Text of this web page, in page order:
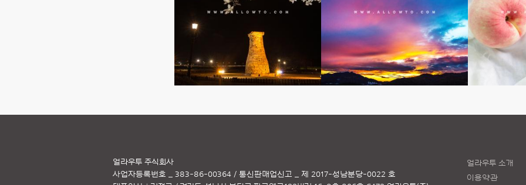
얼라우투 소개
이용약관
얼라우투 주식회사
사업자등록번호 _ 383-86-00364 / 통신판매업신고 _ 제 2017-성남분당-0022 호